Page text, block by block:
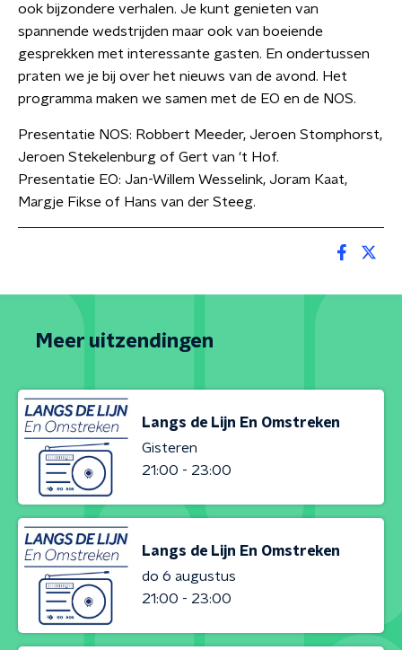
ook bijzondere verhalen. Je kunt genieten van
spannende wedstrijden maar ook van boeiende
gesprekken met interessante gasten. En ondertussen
praten we je bij over het nieuws van de avond. Het
programma maken we samen met de EO en de NOS.
Presentatie NOS: Robbert Meeder, Jeroen Stomphorst,
Jeroen Stekelenburg of Gert van 't Hof.
Presentatie EO: Jan-Willem Wesselink, Joram Kaat,
Margje Fikse of Hans van der Steeg.
Meer uitzendingen
Langs de Lijn En Omstreken
Gisteren
21:00 - 23:00
Langs de Lijn En Omstreken
do 6 augustus
21:00 - 23:00